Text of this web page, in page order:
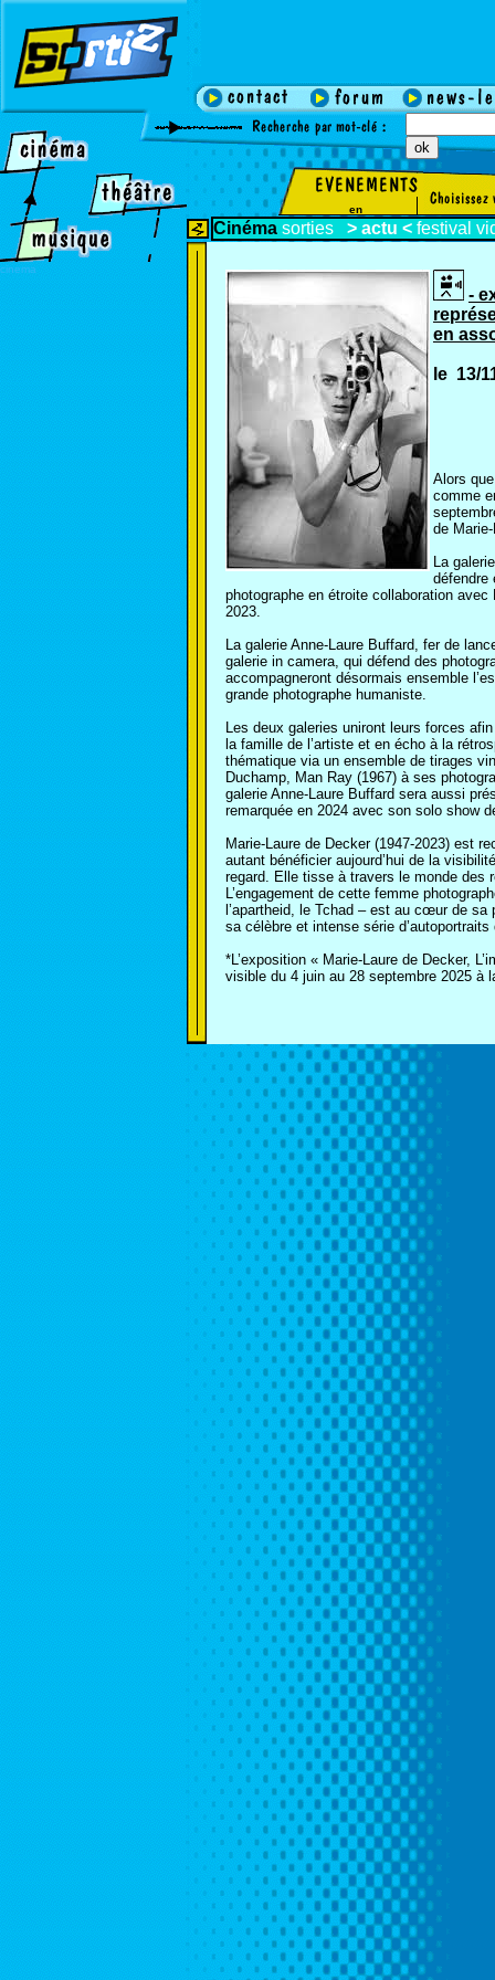
en
cinema
Cinéma sorties > actu < festival
-
en
le 13/
Alors
comme
de
La
défendre
photographe en étroite collaboration
2023.
La galerie Anne-Laure Buffard, fer de
galerie in camera, qui défend des
accompagneront désormais ensemble
grande photographe humaniste.
Les deux galeries uniront leurs forces
la famille de l’artiste et en écho à la
thématique via un ensemble de tirages
Duchamp, Man Ray (1967) à ses
galerie Anne-Laure Buffard sera aussi
remarquée en 2024 avec son solo show
Marie-Laure de Decker (1947-2023) est
autant bénéficier aujourd’hui de la
regard. Elle tisse à travers le monde des
L’engagement de cette femme
l’apartheid, le Tchad – est au cœur de
sa célèbre et intense série
*L’exposition « Marie-Laure de Decker,
visible du 4 juin au 28 septembre 2025 à